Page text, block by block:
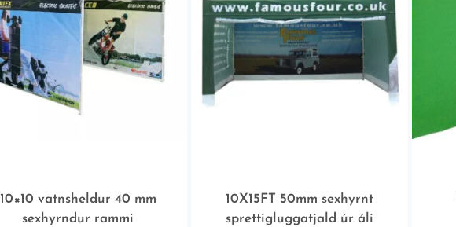
10×10 vatnsheldur 40 mm
sexhyrndur rammi
10X15FT 50mm sexhyrnt
sprettigluggatjald úr áli